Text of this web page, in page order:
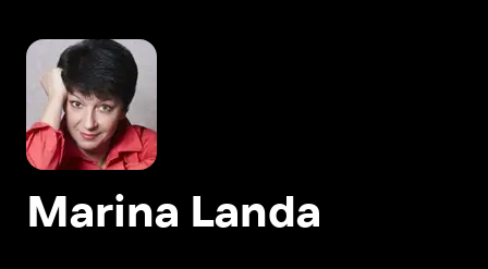
Marina Landa